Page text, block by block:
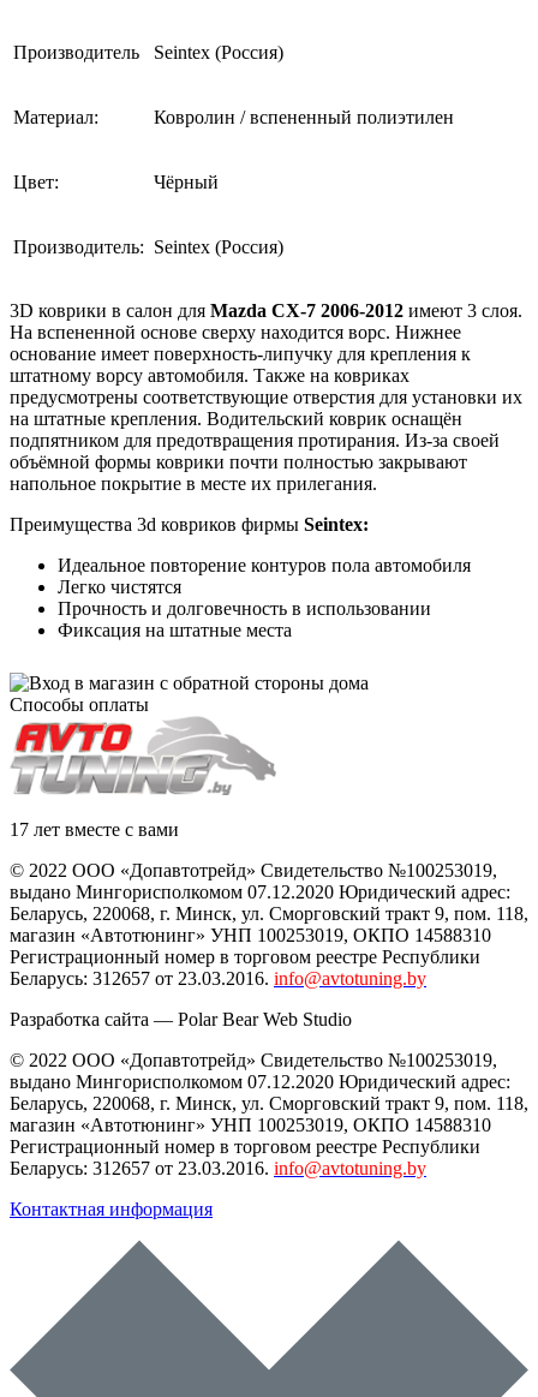
Производитель Seintex (Россия)
Материал: Ковролин / вспененный полиэтилен
Цвет: Чёрный
Производитель: Seintex (Россия)
3D коврики в салон для Mazda CX-7 2006-2012 имеют 3 слоя.
На вспененной основе сверху находится ворс. Нижнее
основание имеет поверхность-липучку для крепления к
штатному ворсу автомобиля. Также на ковриках
предусмотрены соответствующие отверстия для установки их
на штатные крепления. Водительский коврик оснащён
подпятником для предотвращения протирания. Из-за своей
объёмной формы коврики почти полностью закрывают
напольное покрытие в месте их прилегания.
Преимущества 3d ковриков фирмы Seintex:
Идеальное повторение контуров пола автомобиля
Легко чистятся
Прочность и долговечность в использовании
Фиксация на штатные места
Способы оплаты
17 лет вместе с вами
© 2022 ООО «Допавтотрейд» Свидетельство №100253019,
выдано Мингорисполкомом 07.12.2020 Юридический адрес:
Беларусь, 220068, г. Минск, ул. Сморговский тракт 9, пом. 118,
магазин «Автотюнинг» УНП 100253019, ОКПО 14588310
Регистрационный номер в торговом реестре Республики
Беларусь: 312657 от 23.03.2016. info@avtotuning.by
Разработка сайта — Polar Bear Web Studio
© 2022 ООО «Допавтотрейд» Свидетельство №100253019,
выдано Мингорисполкомом 07.12.2020 Юридический адрес:
Беларусь, 220068, г. Минск, ул. Сморговский тракт 9, пом. 118,
магазин «Автотюнинг» УНП 100253019, ОКПО 14588310
Регистрационный номер в торговом реестре Республики
Беларусь: 312657 от 23.03.2016. info@avtotuning.by
Контактная информация